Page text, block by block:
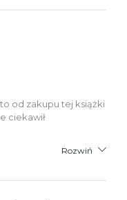
od zakupu tej książki
ciekawił
Rozwiń